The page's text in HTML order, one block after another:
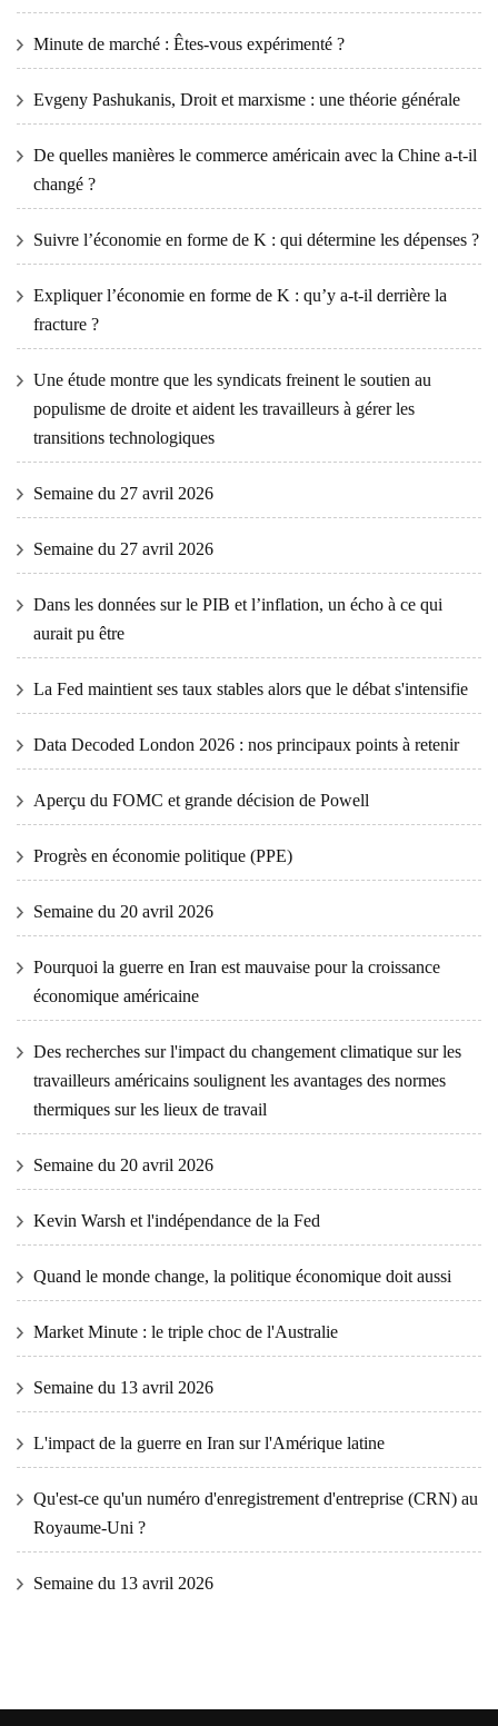
Minute de marché : Êtes-vous expérimenté ?
Evgeny Pashukanis, Droit et marxisme : une théorie générale
De quelles manières le commerce américain avec la Chine a-t-il
changé ?
Suivre l’économie en forme de K : qui détermine les dépenses ?
Expliquer l’économie en forme de K : qu’y a-t-il derrière la
fracture ?
Une étude montre que les syndicats freinent le soutien au
populisme de droite et aident les travailleurs à gérer les
transitions technologiques
Semaine du 27 avril 2026
Semaine du 27 avril 2026
Dans les données sur le PIB et l’inflation, un écho à ce qui
aurait pu être
La Fed maintient ses taux stables alors que le débat s'intensifie
Data Decoded London 2026 : nos principaux points à retenir
Aperçu du FOMC et grande décision de Powell
Progrès en économie politique (PPE)
Semaine du 20 avril 2026
Pourquoi la guerre en Iran est mauvaise pour la croissance
économique américaine
Des recherches sur l'impact du changement climatique sur les
travailleurs américains soulignent les avantages des normes
thermiques sur les lieux de travail
Semaine du 20 avril 2026
Kevin Warsh et l'indépendance de la Fed
Quand le monde change, la politique économique doit aussi
Market Minute : le triple choc de l'Australie
Semaine du 13 avril 2026
L'impact de la guerre en Iran sur l'Amérique latine
Qu'est-ce qu'un numéro d'enregistrement d'entreprise (CRN) au
Royaume-Uni ?
Semaine du 13 avril 2026